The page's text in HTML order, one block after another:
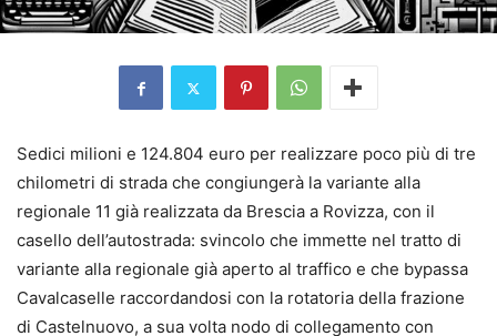
Sedici milioni e 124.804 euro per realizzare poco più di tre
chilometri di strada che congiungerà la variante alla
regionale 11 già realizzata da Brescia a Rovizza, con il
casello dell’autostrada: svincolo che immette nel tratto di
variante alla regionale già aperto al traffico e che bypassa
Cavalcaselle raccordandosi con la rotatoria della frazione
di Castelnuovo, a sua volta nodo di collegamento con